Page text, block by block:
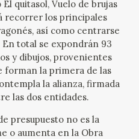
quitasol, Vuelo de brujas
recorrer los principales
así como centrarse
total se expondrán 93
y dibujos, provenientes
forman la primera de las
la alianza, firmada
las dos entidades.
presupuesto no es la
o aumenta en la Obra